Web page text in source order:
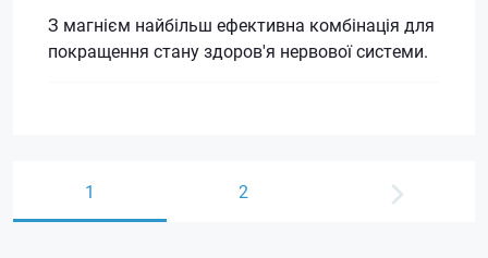
З магнієм найбільш ефективна комбінація для
покращення стану здоров'я нервової системи.
1 2